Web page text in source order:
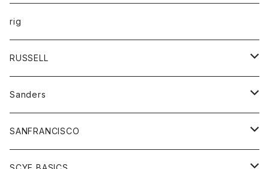
ニット
ベスト
コート
キッズ
オーバーオール
ボトム
ペインターパンツ
トップス
Tシャツ
グッズ
帽子
rig
RUSSELL
アウター
コート
パーカー
スカート
Tシャツ
Sanders
グッズ
靴
SANFRANCISCO
アウター